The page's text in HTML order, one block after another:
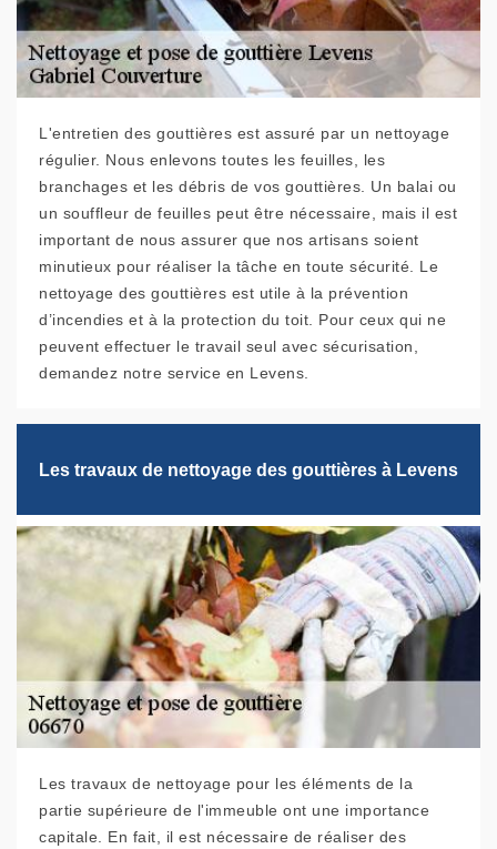
L'entretien des gouttières est assuré par un nettoyage
régulier. Nous enlevons toutes les feuilles, les
branchages et les débris de vos gouttières. Un balai ou
un souffleur de feuilles peut être nécessaire, mais il est
important de nous assurer que nos artisans soient
minutieux pour réaliser la tâche en toute sécurité. Le
nettoyage des gouttières est utile à la prévention
d’incendies et à la protection du toit. Pour ceux qui ne
peuvent effectuer le travail seul avec sécurisation,
demandez notre service en Levens.
Les travaux de nettoyage des gouttières à Levens
Les travaux de nettoyage pour les éléments de la
partie supérieure de l'immeuble ont une importance
capitale. En fait, il est nécessaire de réaliser des